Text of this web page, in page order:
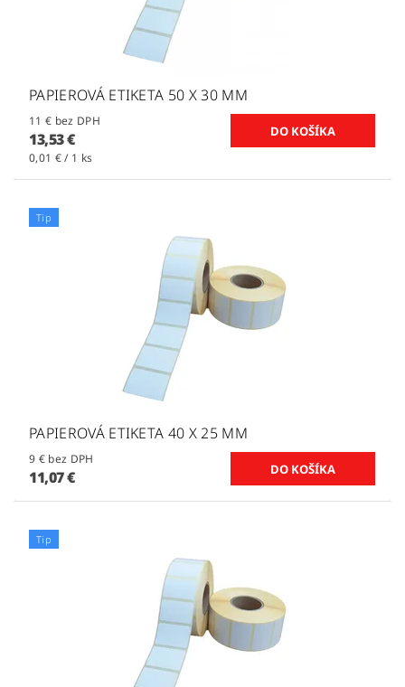
PAPIEROVÁ ETIKETA 50 X 30 MM
11 € bez DPH
13,53 €
0,01 € / 1 ks
Tip
PAPIEROVÁ ETIKETA 40 X 25 MM
9 € bez DPH
11,07 €
Tip